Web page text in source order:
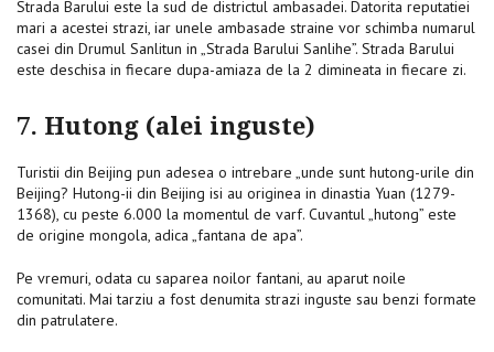
Strada Barului este la sud de districtul ambasadei. Datorita reputatiei
mari a acestei strazi, iar unele ambasade straine vor schimba numarul
casei din Drumul Sanlitun in „Strada Barului Sanlihe”. Strada Barului
este deschisa in fiecare dupa-amiaza de la 2 dimineata in fiecare zi.
7. Hutong (alei inguste)
Turistii din Beijing pun adesea o intrebare „unde sunt hutong-urile din
Beijing? Hutong-ii din Beijing isi au originea in dinastia Yuan (1279-
1368), cu peste 6.000 la momentul de varf. Cuvantul „hutong” este
de origine mongola, adica „fantana de apa”.
Pe vremuri, odata cu saparea noilor fantani, au aparut noile
comunitati. Mai tarziu a fost denumita strazi inguste sau benzi formate
din patrulatere.